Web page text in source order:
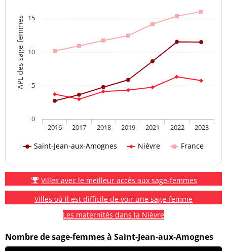
APL des sage-femmes
Saint-Jean-aux-Amognes Nièvre France
2016 2017 2018 2019 2021 2022 2023
0
5
10
15
Villes avec le meilleur accès aux sage-femmes
Villes où il est difficile de voir une sage-femme
Les maternités dans la Nièvre
Nombre de sage-femmes à Saint-Jean-aux-Amognes